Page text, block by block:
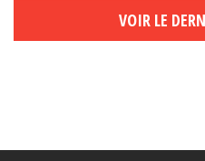
VOIR LE